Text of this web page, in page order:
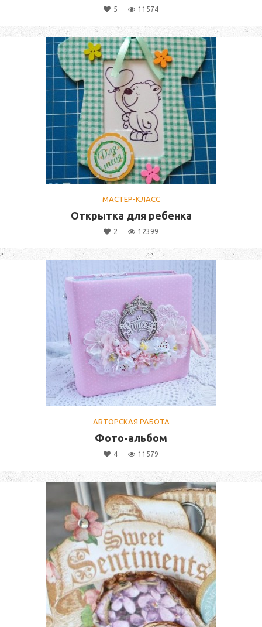
5 11574
МАСТЕР-КЛАСС
Открытка для ребенка
2 12399
АВТОРСКАЯ РАБОТА
Фото-альбом
4 11579